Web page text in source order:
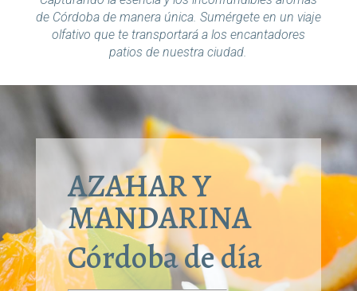
de Córdoba de manera única. Sumérgete en un viaje
olfativo que te transportará a los encantadores
patios de nuestra ciudad.
AZAHAR Y
MANDARINA
Córdoba de día